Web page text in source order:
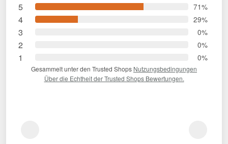
5 71%
4 29%
3 0%
2 0%
1 0%
Gesammelt unter den Trusted Shops Nutzungsbedingungen
Über die Echtheit der Trusted Shops Bewertungen.